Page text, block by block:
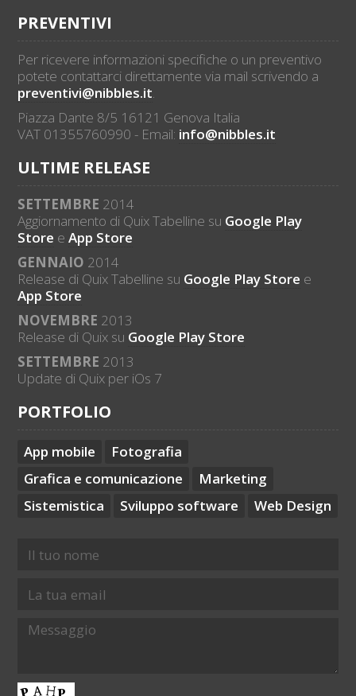
PREVENTIVI
Per ricevere informazioni specifiche o un preventivo
potete contattarci direttamente via mail scrivendo a
preventivi@nibbles.it.
Piazza Dante 8/5 16121 Genova Italia
VAT 01355760990 - Email: info@nibbles.it
ULTIME RELEASE
SETTEMBRE 2014
Aggiornamento di Quix Tabelline su Google Play
Store e App Store
GENNAIO 2014
Release di Quix Tabelline su Google Play Store e
App Store
NOVEMBRE 2013
Release di Quix su Google Play Store
SETTEMBRE 2013
Update di Quix per iOs 7
PORTFOLIO
App mobile
Fotografia
Grafica e comunicazione
Marketing
Sistemistica
Sviluppo software Web Design